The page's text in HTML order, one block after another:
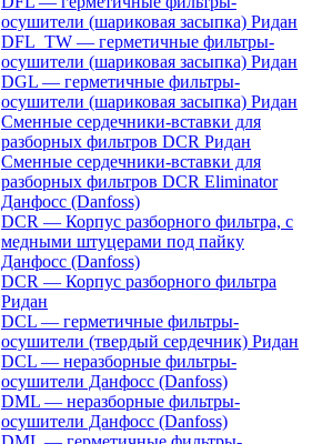
осушители (шариковая засыпка) Ридан
DFL_TW — герметичные фильтры-
осушители (шариковая засыпка) Ридан
DGL — герметичные фильтры-
осушители (шариковая засыпка) Ридан
Сменные сердечники-вставки для
разборных фильтров DCR Ридан
Сменные сердечники-вставки для
разборных фильтров DCR Eliminator
Данфосс (Danfoss)
DCR — Корпус разборного фильтра, с
медными штуцерами под пайку
Данфосс (Danfoss)
DCR — Корпус разборного фильтра
Ридан
DCL — герметичные фильтры-
осушители (твердый сердечник) Ридан
DCL — неразборные фильтры-
осушители Данфосс (Danfoss)
DML — неразборные фильтры-
осушители Данфосс (Danfoss)